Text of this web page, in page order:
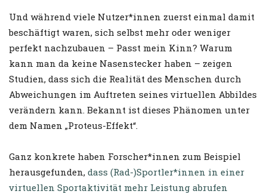
Und während viele Nutzer*innen zuerst einmal damit
beschäftigt waren, sich selbst mehr oder weniger
perfekt nachzubauen – Passt mein Kinn? Warum
kann man da keine Nasenstecker haben – zeigen
Studien, dass sich die Realität des Menschen durch
Abweichungen im Auftreten seines virtuellen Abbildes
verändern kann. Bekannt ist dieses Phänomen unter
dem Namen „Proteus-Effekt“.
Ganz konkrete haben Forscher*innen zum Beispiel
herausgefunden, dass (Rad-)Sportler*innen in einer
virtuellen Sportaktivität mehr Leistung abrufen